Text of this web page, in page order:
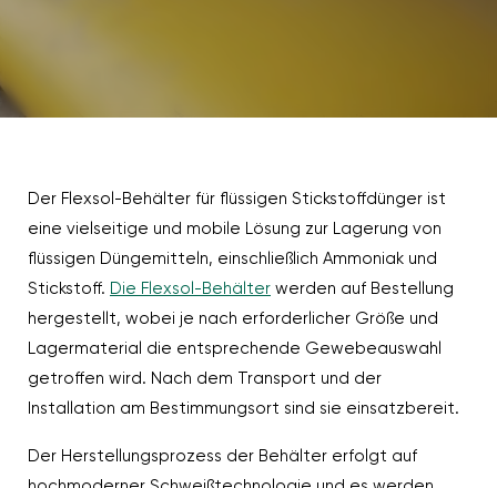
Der Flexsol-Behälter für flüssigen Stickstoffdünger ist
eine vielseitige und mobile Lösung zur Lagerung von
flüssigen Düngemitteln, einschließlich Ammoniak und
Stickstoff. Die Flexsol-Behälter werden auf Bestellung
hergestellt, wobei je nach erforderlicher Größe und
Lagermaterial die entsprechende Gewebeauswahl
getroffen wird. Nach dem Transport und der
Installation am Bestimmungsort sind sie einsatzbereit.
Der Herstellungsprozess der Behälter erfolgt auf